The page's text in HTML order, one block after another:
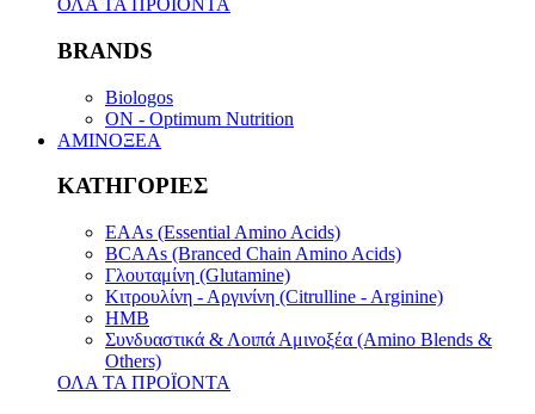
ΟΛΑ ΤΑ ΠΡΟΪΟΝΤΑ
BRANDS
Biologos
ON - Optimum Nutrition
ΑΜΙΝΟΞΕΑ
ΚΑΤΗΓΟΡΙΕΣ
EAAs (Essential Amino Acids)
BCAAs (Branced Chain Amino Acids)
Γλουταμίνη (Glutamine)
Κιτρουλίνη - Αργινίνη (Citrulline - Arginine)
HMB
Συνδυαστικά & Λοιπά Αμινοξέα (Amino Blends &
Others)
ΟΛΑ ΤΑ ΠΡΟΪΟΝΤΑ